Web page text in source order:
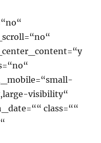
visibility“
class=““